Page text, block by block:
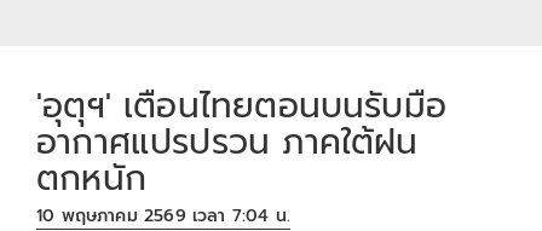
'อุตุฯ' เตือนไทยตอนบนรับมือ
อากาศแปรปรวน ภาคใต้ฝน
ตกหนัก
10 พฤษภาคม 2569 เวลา 7:04 น.